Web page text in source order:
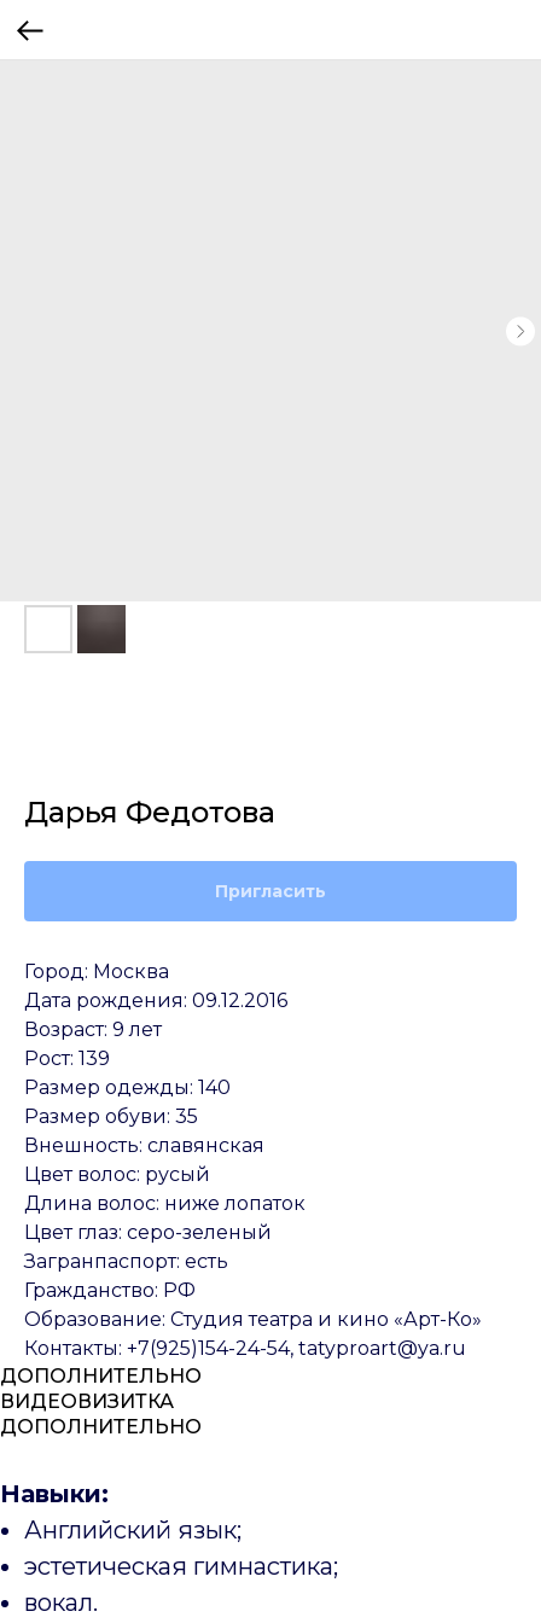
Дарья Федотова
Пригласить
Город: Москва
Дата рождения: 09.12.2016
Возраст: 9 лет
Рост: 139
Размер одежды: 140
Размер обуви: 35
Внешность: славянская
Цвет волос: русый
Длина волос: ниже лопаток
Цвет глаз: серо-зеленый
Загранпаспорт: есть
Гражданство: РФ
Образование: Студия театра и кино «Арт-Ко»
Контакты: +7(925)154-24-54, tatyproart@ya.ru
ДОПОЛНИТЕЛЬНО
ВИДЕОВИЗИТКА
ДОПОЛНИТЕЛЬНО
Навыки:
Английский язык;
эстетическая гимнастика;
вокал.